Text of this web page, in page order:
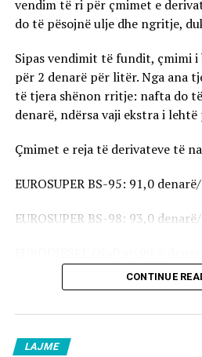
vendim të ri për çmimet e
do të pësojnë ulje dhe ngritje,
Sipas vendimit të fundit, çmimi
për 2 denarë për litër. Nga ana
të tjera shënon rritje: nafta do
denarë, ndërsa vaji ekstra i
Çmimet e reja të derivateve të
EUROSUPER BS-95: 91,0
EUROSUPER BS-98: 93,0
Vaji ekstra i lehtë (EL-1): 98,5
vlejnë në të gjitha pikat e
CONTINUE
LAJME